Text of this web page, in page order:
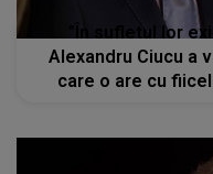
”În sufletul lor
Alexandru Ciucu a
care o are cu